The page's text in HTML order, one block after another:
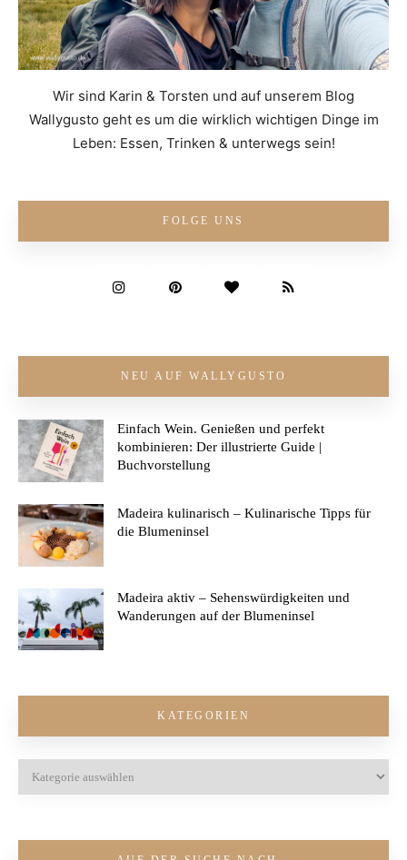
Wir sind Karin & Torsten und auf unserem Blog
Wallygusto geht es um die wirklich wichtigen Dinge im
Leben: Essen, Trinken & unterwegs sein!
FOLGE UNS
NEU AUF WALLYGUSTO
Einfach Wein. Genießen und perfekt
kombinieren: Der illustrierte Guide |
Buchvorstellung
Madeira kulinarisch – Kulinarische Tipps für
die Blumeninsel
Madeira aktiv – Sehenswürdigkeiten und
Wanderungen auf der Blumeninsel
KATEGORIEN